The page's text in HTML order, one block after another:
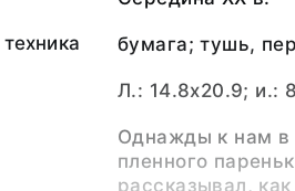
бумага; тушь,
Л.: 14.8x20.9; и.:
Однажды к нам в
пленного
рассказывал,